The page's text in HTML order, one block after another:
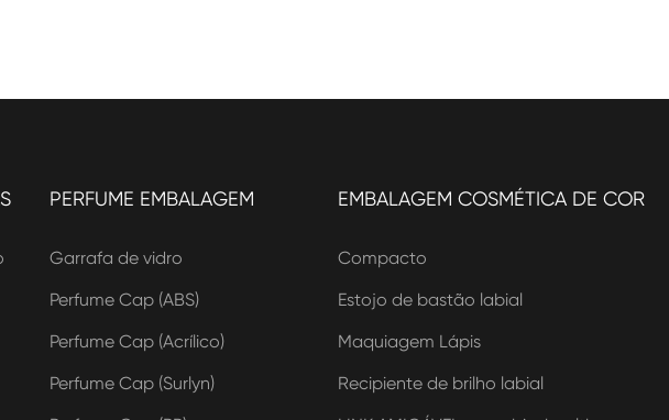
PERFUME EMBALAGEM
Garrafa de vidro
Perfume Cap (ABS)
Perfume Cap (Acrílico)
Perfume Cap (Surlyn)
EMBALAGEM COSMÉTICA DE COR
Compacto
Estojo de bastão labial
Maquiagem Lápis
Recipiente de brilho labial